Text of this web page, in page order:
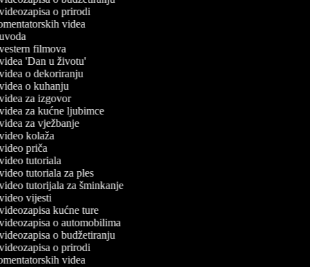
o prirodi
videa
filmova
videa 'Dan u životu'
o dekoriranju
o kuhanju
za izgovor
za kućne ljubimce
za vježbanje
kolaža
priča
tutoriala
tutoriala za ples
tutorijala za šminkanje
vijesti
kućne ture
o automobilima
o budžetiranju
o prirodi
videa